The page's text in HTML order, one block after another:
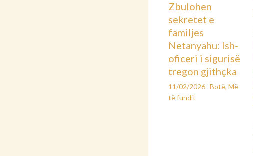
Zbulohen
sekretet e
familjes
Netanyahu: Ish-
oficeri i sigurisë
tregon gjithçka
11/02/2026 Botë, Më
të fundit